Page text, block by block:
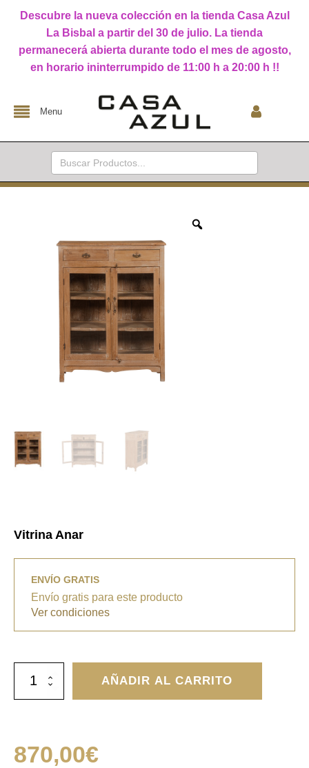
Descubre la nueva colección en la tienda Casa Azul
La Bisbal a partir del 30 de julio. La tienda
permanecerá abierta durante todo el mes de agosto,
en horario ininterrumpido de 11:00 h a 20:00 h !!
Menu
Buscar:
Vitrina Anar
ENVÍO GRATIS
Envío gratis para este producto
Ver condiciones
Vitrina
Anar
cantidad
AÑADIR AL CARRITO
870,00€